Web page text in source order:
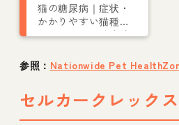
猫の糖尿病｜症状・
かかりやすい猫種や
年代・原因・治療法
説
参照： Nationwide Pet
セルカークレック